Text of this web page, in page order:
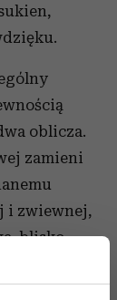
oblicza.
zamieni
i zwiewnej,
blisko